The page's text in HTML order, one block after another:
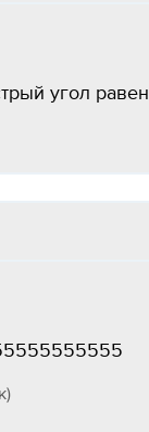
угол равен